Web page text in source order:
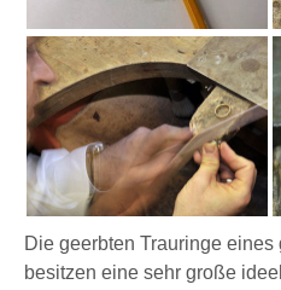
Die geerbten Trauringe
besitzen eine sehr große